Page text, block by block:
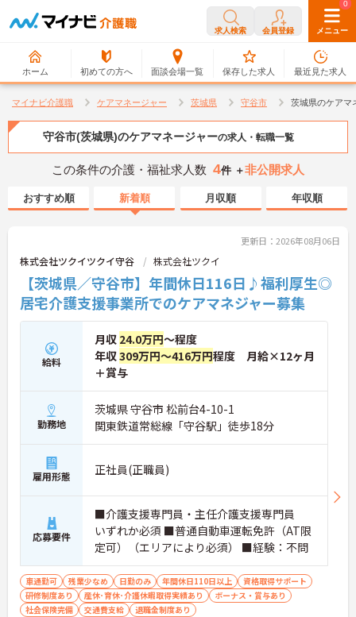
求人検索 会員登録 メニュー
ホーム 初めての方へ 面談会場一覧
0
保存した求人
0
最近見た求人
マイナビ介護職 ケアマネージャー 茨城県 守谷市 茨城県のケアマ
守谷市(茨城県)のケアマネージャーの求人・転職一覧
この条件の介護・福祉求人数 4件 ＋非公開求人
おすすめ順 新着順 月収順 年収順
更新日：2026年08月06日
株式会社ツクイツクイ守谷 株式会社ツクイ
【茨城県／守谷市】年間休日116日♪福利厚生◎
居宅介護支援事業所でのケアマネジャー募集
給料
月収 24.0万円～程度
年収309万円～416万円程度 月給×12ヶ月
＋賞与
勤務地
茨城県 守谷市 松前台4-10-1
関東鉄道常総線「守谷駅」徒歩18分
雇用形態 正社員(正職員)
応募要件
■介護支援専門員・主任介護支援専門員
いずれか必須 ■普通自動車運転免許（AT限
定可）（エリアにより必須） ■経験：不問
車通勤可 残業少なめ 日勤のみ 年間休日110日以上
資格取得サポート
研修制度あり
産休･育休･介護休暇取得実績あり
ボーナス・賞与あり
社会保険完備
交通費支給 退職金制度あり